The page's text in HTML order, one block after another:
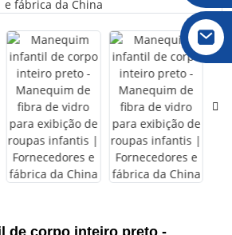
de corpo inteiro preto -